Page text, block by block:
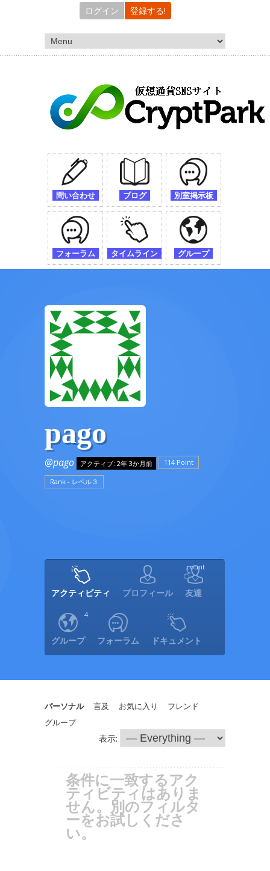
ログイン 登録する!
問い合わせ ブログ 別室掲示板
フォーラム タイムライン グループ
pago
@pago アクティブ: 2年 3か月前 114 Point
Rank - レベル３
アクティビティ プロフィール 友達
count
グループ
4
フォーラム ドキュメント
パーソナル 言及 お気に入り
フレンド
グループ
表示:
条件に一致するアク
ティビティはありま
せん。別のフィルタ
ーをお試しくださ
い。